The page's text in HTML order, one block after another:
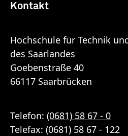
Kontakt
Hochschule für Technik
des Saarlandes
Goebenstraße 40
66117 Saarbrücken
Telefon: (0681) 58 67 - 0
Telefax: (0681) 58 67 - 122